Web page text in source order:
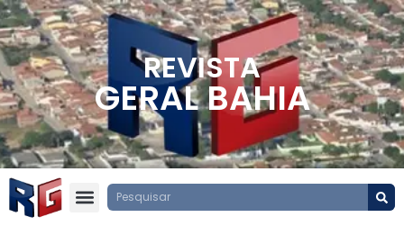
REVISTA
GERAL BAHIA